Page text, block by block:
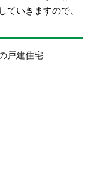
ていきますので、
戸建住宅